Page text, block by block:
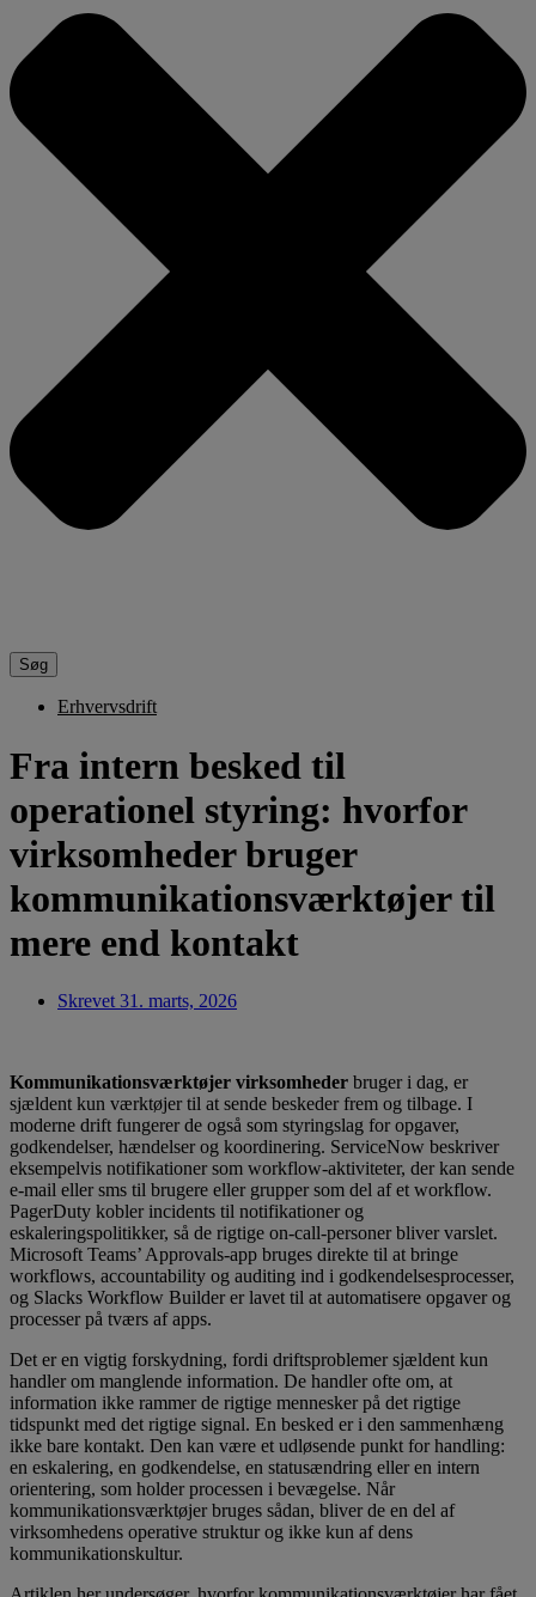
Søg
Erhvervsdrift
Fra intern besked til
operationel styring: hvorfor
virksomheder bruger
kommunikationsværktøjer til
mere end kontakt
Skrevet 31. marts, 2026
Kommunikationsværktøjer virksomheder bruger i dag, er
sjældent kun værktøjer til at sende beskeder frem og tilbage. I
moderne drift fungerer de også som styringslag for opgaver,
godkendelser, hændelser og koordinering. ServiceNow beskriver
eksempelvis notifikationer som workflow-aktiviteter, der kan sende
e-mail eller sms til brugere eller grupper som del af et workflow.
PagerDuty kobler incidents til notifikationer og
eskaleringspolitikker, så de rigtige on-call-personer bliver varslet.
Microsoft Teams’ Approvals-app bruges direkte til at bringe
workflows, accountability og auditing ind i godkendelsesprocesser,
og Slacks Workflow Builder er lavet til at automatisere opgaver og
processer på tværs af apps.
Det er en vigtig forskydning, fordi driftsproblemer sjældent kun
handler om manglende information. De handler ofte om, at
information ikke rammer de rigtige mennesker på det rigtige
tidspunkt med det rigtige signal. En besked er i den sammenhæng
ikke bare kontakt. Den kan være et udløsende punkt for handling:
en eskalering, en godkendelse, en statusændring eller en intern
orientering, som holder processen i bevægelse. Når
kommunikationsværktøjer bruges sådan, bliver de en del af
virksomhedens operative struktur og ikke kun af dens
kommunikationskultur.